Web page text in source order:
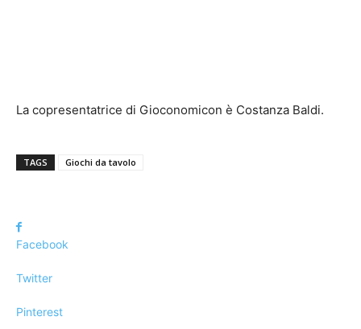
La copresentatrice di Gioconomicon è Costanza Baldi.
TAGS Giochi da tavolo
Facebook
Twitter
Pinterest